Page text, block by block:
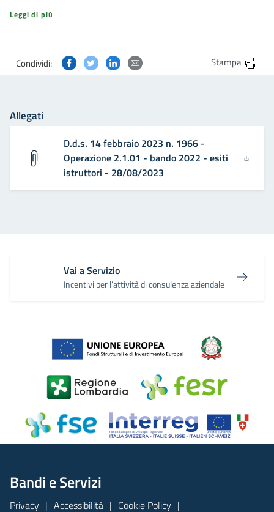
Leggi di più
Condividi: Condividi questa pagina su Facebook
Condividi questa pagina su Twitter
Condividi questa pagina su Linkedin
Condividi questa pagina via
Stampa
Allegati
D.d.s. 14 febbraio 2023 n. 1966 -
Operazione 2.1.01 - bando 2022 - esiti
istruttori - 28/08/2023
Vai a Servizio
Incentivi per l’attività di consulenza aziendale
Bandi e Servizi
Privacy Accessibilità Cookie Policy